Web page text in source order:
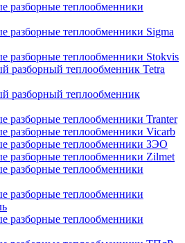
разборные теплообменники
разборные теплообменники Sigma
разборные теплообменники Stokvis
разборный теплообменник Tetra
разборный теплообменник
разборные теплообменники Tranter
разборные теплообменники Vicarb
разборные теплообменники ЗЭО
разборные теплообменники Zilmet
разборные теплообменники
разборные теплообменники
разборные теплообменники